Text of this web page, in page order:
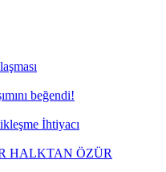
beğendi!
İhtiyacı
HALKTAN ÖZÜR